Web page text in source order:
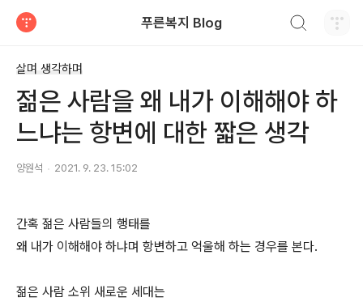
푸른복지 Blog
살며 생각하며
젊은 사람을 왜 내가 이해해야 하
느냐는 항변에 대한 짧은 생각
양원석 2021. 9. 23. 15:02
간혹 젊은 사람들의 행태를
왜 내가 이해해야 하냐며 항변하고 억울해 하는 경우를 본다.
젊은 사람 소위 새로운 세대는